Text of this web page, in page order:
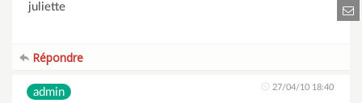
juliette
Répondre
admin 27/04/10 18:40